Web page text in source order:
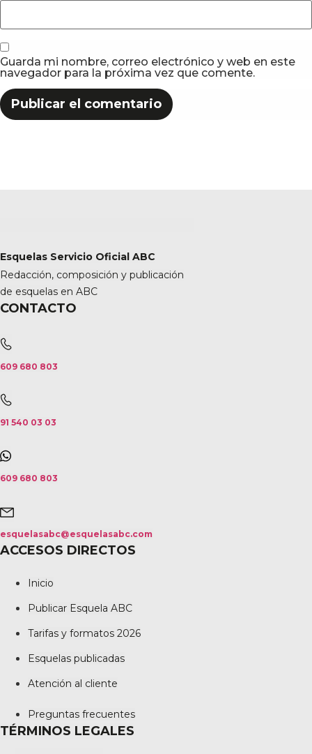
Guarda mi nombre, correo electrónico y web en este
navegador para la próxima vez que comente.
Esquelas Servicio Oficial ABC
Redacción, composición y publicación
de esquelas en ABC
CONTACTO
609 680 803
91 540 03 03
609 680 803
esquelasabc@esquelasabc.com
ACCESOS DIRECTOS
Inicio
Publicar Esquela ABC
Tarifas y formatos 2026
Esquelas publicadas
Atención al cliente
Preguntas frecuentes
TÉRMINOS LEGALES